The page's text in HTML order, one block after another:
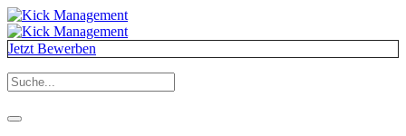
Jetzt Bewerben